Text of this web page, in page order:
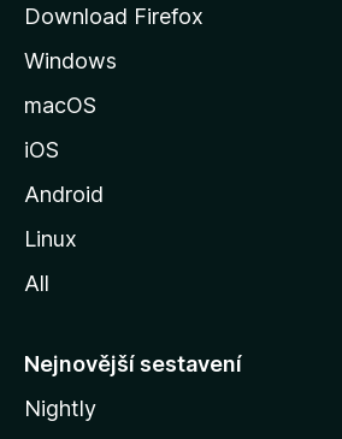
á
n
M
o
l
y
Download Firefox
Windows
macOS
iOS
Android
Linux
All
Nejnovější sestavení
Nightly